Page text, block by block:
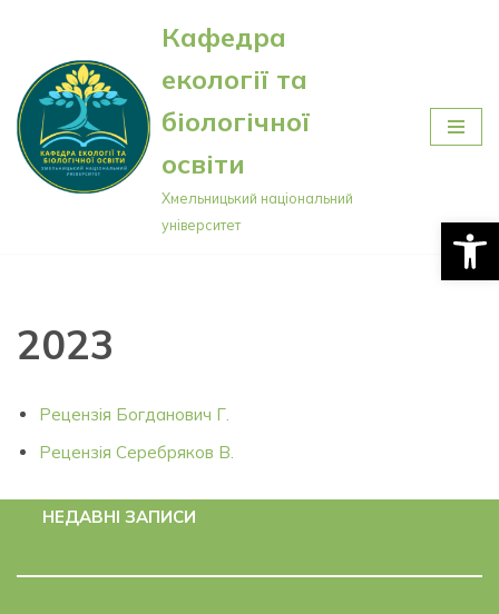
Перейти
до
вмісту
Кафедра
екології та
біологічної
освіти
Хмельницький національний
університет
2023
Рецензія Богданович Г.
Рецензія Серебряков В.
НЕДАВНІ ЗАПИСИ